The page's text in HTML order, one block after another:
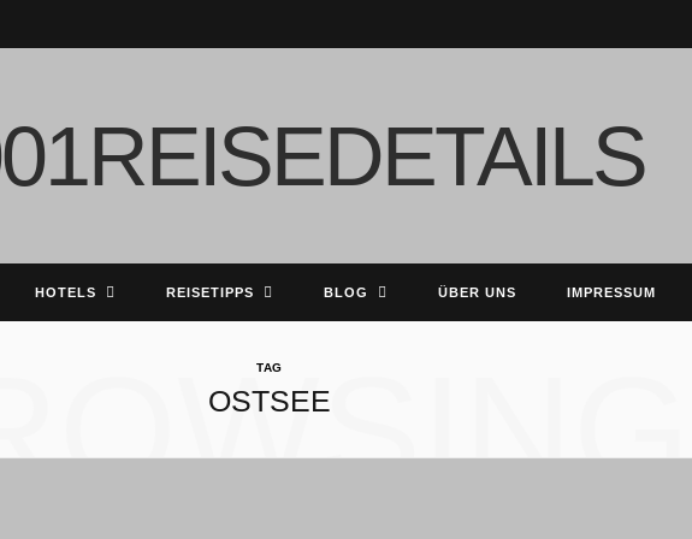
HOTELS REISETIPPS BLOG ÜBER UNS IMPRESSUM
TAG
OSTSEE